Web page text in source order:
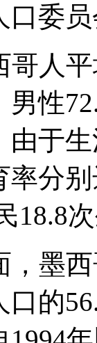
口委
哥人
性
由于
率分
18.8
，墨
口的